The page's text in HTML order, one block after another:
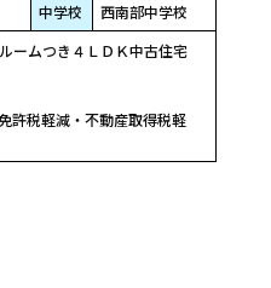
中学校 西南部中学校
ームつき４ＬＤＫ中古住宅
許税軽減・不動産取得税軽